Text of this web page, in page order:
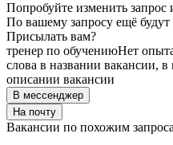
Попробуйте изменить
По вашему запросу ещё будут
Присылать вам?
тренер по обучениюНет
слова в названии вакансии,
описании вакансии
В мессенджер
На почту
Вакансии по похожим